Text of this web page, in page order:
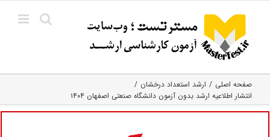
content
صفحه اصلی
ارشد استعداد درخشان
انتشار اطلاعیه ارشد بدون آزمون دانشگاه صنعتی اصفهان ۱۴۰۴